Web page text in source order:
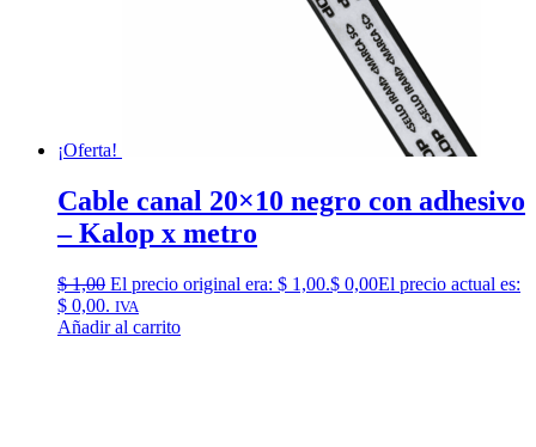
¡Oferta!
Cable canal 20×10 negro con adhesivo
– Kalop x metro
$1,00 El precio original era: $ 1,00.$ 0,00El precio actual es:
$ 0,00. IVA
Añadir al carrito